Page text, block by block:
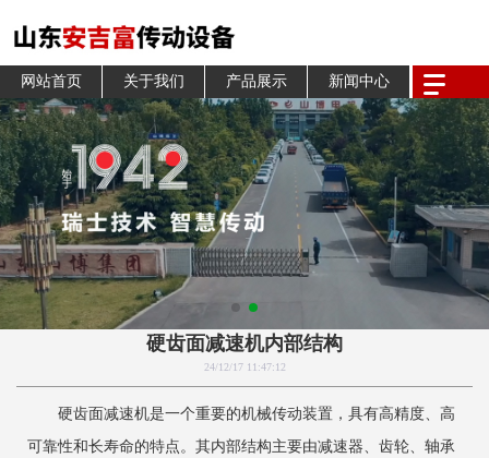
网站首页 关于我们 产品展示 新闻中心
硬齿面减速机内部结构
24/12/17 11:47:12
硬齿面减速机是一个重要的机械传动装置，具有高精度、高
可靠性和长寿命的特点。其内部结构主要由减速器、齿轮、轴承